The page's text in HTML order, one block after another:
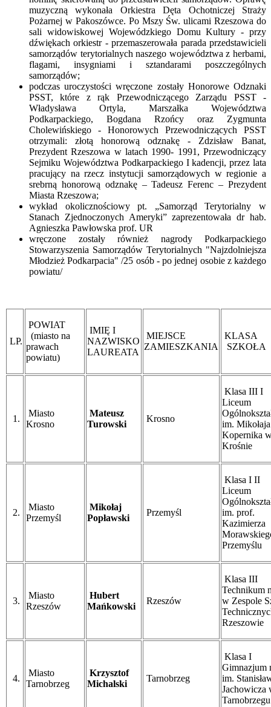
muzyczną wykonała Orkiestra Dęta Ochotniczej Straży
Pożarnej w Pakoszówce. Po Mszy Św. ulicami Rzeszowa do
sali widowiskowej Wojewódzkiego Domu Kultury - przy
dźwiękach orkiestr - przemaszerowała parada przedstawicieli
samorządów terytorialnych naszego województwa z herbami,
flagami, insygniami i sztandarami poszczególnych
samorządów;
podczas uroczystości wręczone zostały Honorowe Odznaki
PSST, które z rąk Przewodniczącego Zarządu PSST -
Władysława Ortyla, Marszałka Województwa
Podkarpackiego, Bogdana Rzońcy oraz Zygmunta
Cholewińskiego - Honorowych Przewodniczących PSST
otrzymali: złotą honorową odznakę - Zdzisław Banat,
Prezydent Rzeszowa w latach 1990- 1991, Przewodniczący
Sejmiku Województwa Podkarpackiego I kadencji, przez lata
pracujący na rzecz instytucji samorządowych w regionie a
srebrną honorową odznakę – Tadeusz Ferenc – Prezydent
Miasta Rzeszowa;
wykład okolicznościowy pt. „Samorząd Terytorialny w
Stanach Zjednoczonych Ameryki” zaprezentowała dr hab.
Agnieszka Pawłowska prof. UR
wręczone zostały również nagrody Podkarpackiego
Stowarzyszenia Samorządów Terytorialnych "Najzdolniejsza
Młodzież Podkarpacia" /25 osób - po jednej osobie z każdego
powiatu/
LP.
POWIAT
(miasto na
prawach
powiatu)
IMIĘ I
NAZWISKO
LAUREATA
MIEJSCE
ZAMIESZKANIA
KLASA
SZKOŁA
1.
Miasto
Krosno
Mateusz
Turowski
Krosno
Klasa III I
Liceum
im. Mikołaja
Kopernika
Krośnie
2.
Miasto
Przemyśl
Mikołaj
Popławski
Przemyśl
Klasa I II
Liceum
im. prof.
Kazimierza
Przemyślu
3.
Miasto
Rzeszów
Hubert
Mańkowski
Rzeszów
Klasa III
Technikum
w Zespole
Rzeszowie
4.
Miasto
Tarnobrzeg
Krzysztof
Michalski
Tarnobrzeg
Klasa I
Gimnazjum
im.
Jachowicza
Tarnobrzegu